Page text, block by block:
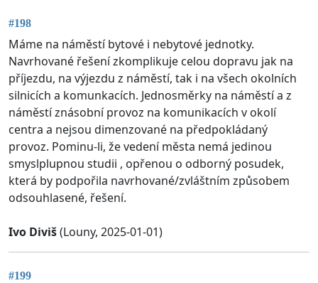
#198
Máme na náměstí bytové i nebytové jednotky.
Navrhované řešení zkomplikuje celou dopravu jak na
příjezdu, na výjezdu z náměstí, tak i na všech okolních
silnicích a komunkacích. Jednosměrky na náměstí a z
náměstí znásobní provoz na komunikacích v okolí
centra a nejsou dimenzované na předpokládaný
provoz. Pominu-li, že vedení města nemá jedinou
smyslplupnou studii , opřenou o odborný posudek,
která by podpořila navrhované/zvláštním způsobem
odsouhlasené, řešení.
Ivo Diviš(Louny, 2025-01-01)
#199